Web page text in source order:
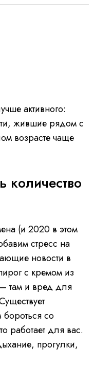
активного:
жившие рядом с
возрасте чаще
количество
(и 2020 в этом
стресс на
новости в
с кремом из
там и вред для
со
работает для вас.
прогулки,